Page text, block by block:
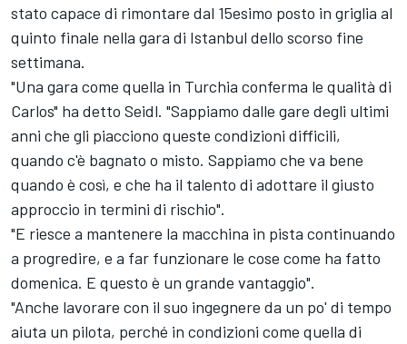
stato capace di rimontare dal 15esimo posto in griglia al
quinto finale nella gara di Istanbul dello scorso fine
settimana.
"Una gara come quella in Turchia conferma le qualità di
Carlos" ha detto Seidl. "Sappiamo dalle gare degli ultimi
anni che gli piacciono queste condizioni difficili,
quando c'è bagnato o misto. Sappiamo che va bene
quando è così, e che ha il talento di adottare il giusto
approccio in termini di rischio".
"E riesce a mantenere la macchina in pista continuando
a progredire, e a far funzionare le cose come ha fatto
domenica. E questo è un grande vantaggio".
"Anche lavorare con il suo ingegnere da un po' di tempo
aiuta un pilota, perché in condizioni come quella di